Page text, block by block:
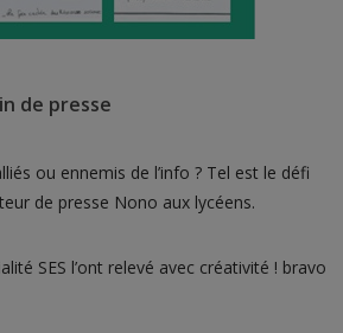
de presse
ou ennemis de l’info ? Tel est le défi
de presse Nono aux lycéens.
SES l’ont relevé avec créativité ! bravo